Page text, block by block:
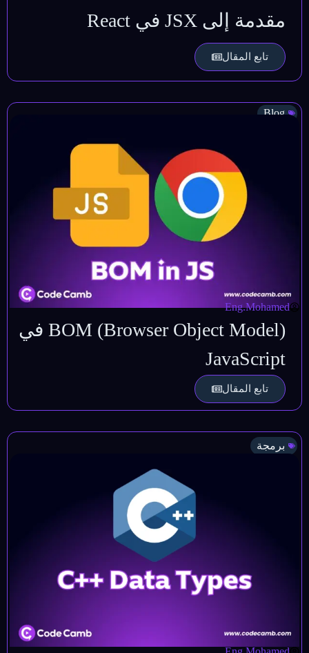
مقدمة إلى JSX في React
تابع المقال
Blog
Eng.Mohamed
BOM (Browser Object Model) في
JavaScript
تابع المقال
برمجة